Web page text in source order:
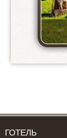
ГОТЕЛЬ